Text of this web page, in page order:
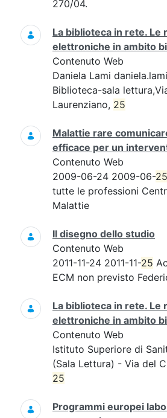
270/04.
La biblioteca in rete. Le
elettroniche in ambito
Contenuto Web
Daniela Lami
Biblioteca-sala
Laurenziano, 25
Malattie rare
efficace per un
Contenuto Web
2009-06-24 2009-06-25
tutte le professioni
Malattie
Il disegno dello studio
Contenuto Web
2011-11-24 2011-11-25
ECM non previsto
La biblioteca in rete. Le
elettroniche in ambito
Contenuto Web
Istituto Superiore di
(Sala Lettura) - Via del
25
Programmi europei